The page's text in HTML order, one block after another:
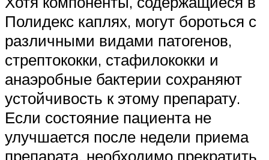
Полидекс каплях, могут бороться с
различными видами патогенов,
стрептококки, стафилококки и
анаэробные бактерии сохраняют
устойчивость к этому препарату.
Если состояние пациента не
улучшается после недели приема
препарата, необходимо прекратить